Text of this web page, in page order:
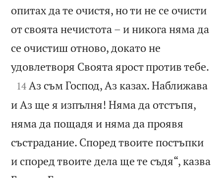
опитах да те очистя, но ти не се очисти
от своята нечистота – и никога няма да
се очистиш отново, докато не
удовлетворя Своята ярост против тебе.

14 Аз съм Господ, Аз казах. Наближава
и Аз ще я изпълня! Няма да отстъпя,
няма да пощадя и няма да проявя
състрадание. Според твоите постъпки
и според твоите дела ще те съдя“, казва